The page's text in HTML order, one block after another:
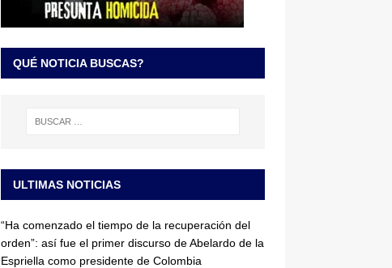
QUÉ NOTICIA BUSCAS?
ULTIMAS NOTICIAS
“Ha comenzado el tiempo de la recuperación del
orden”: así fue el primer discurso de Abelardo de la
Espriella como presidente de Colombia